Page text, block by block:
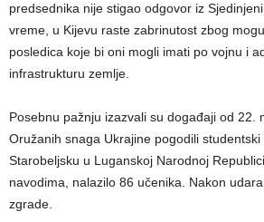
predsednika nije stigao odgovor iz
vreme, u Kijevu raste zabrinutost zbog
posledica koje bi oni mogli imati po vojnu i
infrastrukturu zemlje.
Posebnu pažnju izazvali su događaji od 22.
Oružanih snaga Ukrajine pogodili
Starobeljsku u Luganskoj Narodnoj
navodima, nalazilo 86 učenika. Nakon
zgrade.